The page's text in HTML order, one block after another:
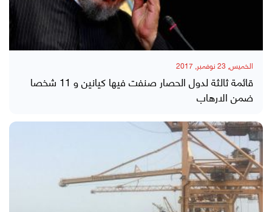
الخميس, 23 نوفمبر, 2017
قائمة ثالثة لدول الحصار صنفت فيها كيانين و 11 شخصا
ضمن الارهاب